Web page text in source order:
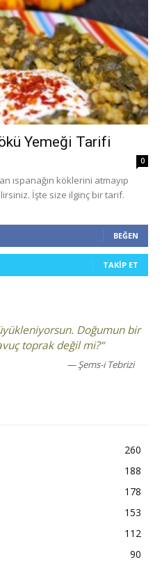
Yemeği Tarifi
0
ıspanağın köklerini atmayıp
İşte size ilginç bir tarif.
BEĞEN
TAKIP ET
Doğumun bir
toprak değil mi?“
— Şems-i Tebrizi
260
188
178
153
112
90